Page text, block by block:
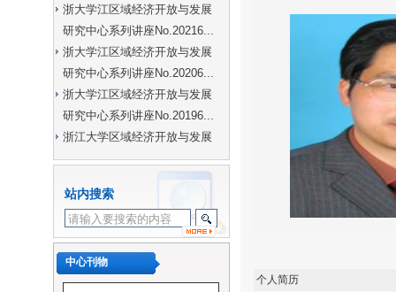
浙大学江区域经济开放与发展
研究中心系列讲座No.20216...
浙大学江区域经济开放与发展
研究中心系列讲座No.20206...
浙大学江区域经济开放与发展
研究中心系列讲座No.20196...
浙江大学区域经济开放与发展
研究中心系列讲座No.20195...
浙江大学区域经济开放与发展
研究中心系列讲座No.20195...
浙大学江区域经济开放与发展
研究中心系列讲座No.20226...
浙大学江区域经济开放与发展
研究中心系列讲座No.20216...
站内搜索
中心刊物
个人简历